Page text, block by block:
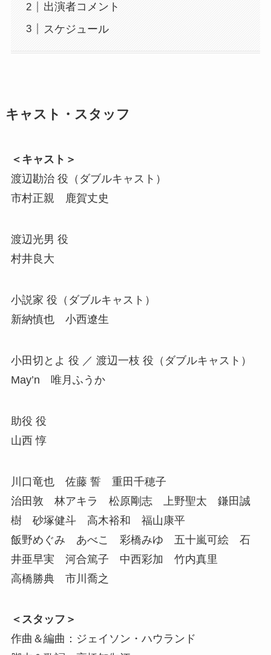
出演者コメント
スケジュール
キャスト・スタッフ
＜キャスト＞
渡辺勘治 役（ダブルキャスト）
市村正親 鹿賀丈史
渡辺光男 役
村井良大
小説家 役（ダブルキャスト）
新納慎也 小西遼生
小田切とよ 役 ／ 渡辺一枝 役（ダブルキャスト）
May’n 唯月ふうか
助役 役
山西 惇
川口竜也 佐藤 誓 重田千穂子
治田敦 林アキラ 松原剛志 上野聖太 鎌田誠
樹 砂塚健斗 高木裕和 福山康平
飯野めぐみ あべこ 彩橋みゆ 五十嵐可絵 石
井亜早実 河合篤子 中西彩加 竹内真里
高橋勝典 市川喬之
＜スタッフ＞
作曲＆編曲：ジェイソン・ハウランド